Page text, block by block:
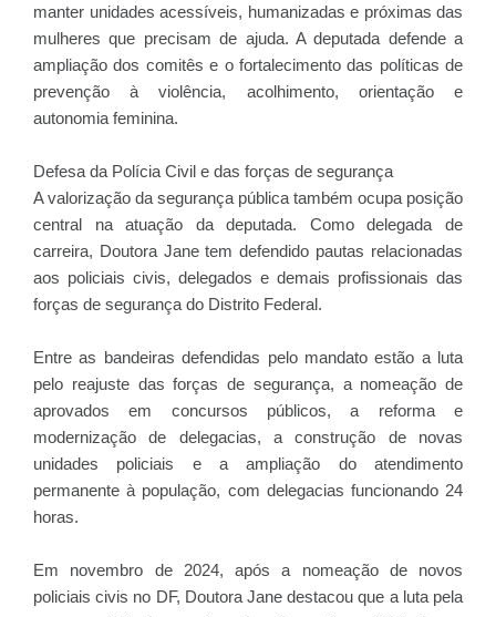
manter unidades acessíveis, humanizadas e próximas das
mulheres que precisam de ajuda. A deputada defende a
ampliação dos comitês e o fortalecimento das políticas de
prevenção à violência, acolhimento, orientação e
autonomia feminina.
Defesa da Polícia Civil e das forças de segurança
A valorização da segurança pública também ocupa posição
central na atuação da deputada. Como delegada de
carreira, Doutora Jane tem defendido pautas relacionadas
aos policiais civis, delegados e demais profissionais das
forças de segurança do Distrito Federal.
Entre as bandeiras defendidas pelo mandato estão a luta
pelo reajuste das forças de segurança, a nomeação de
aprovados em concursos públicos, a reforma e
modernização de delegacias, a construção de novas
unidades policiais e a ampliação do atendimento
permanente à população, com delegacias funcionando 24
horas.
Em novembro de 2024, após a nomeação de novos
policiais civis no DF, Doutora Jane destacou que a luta pela